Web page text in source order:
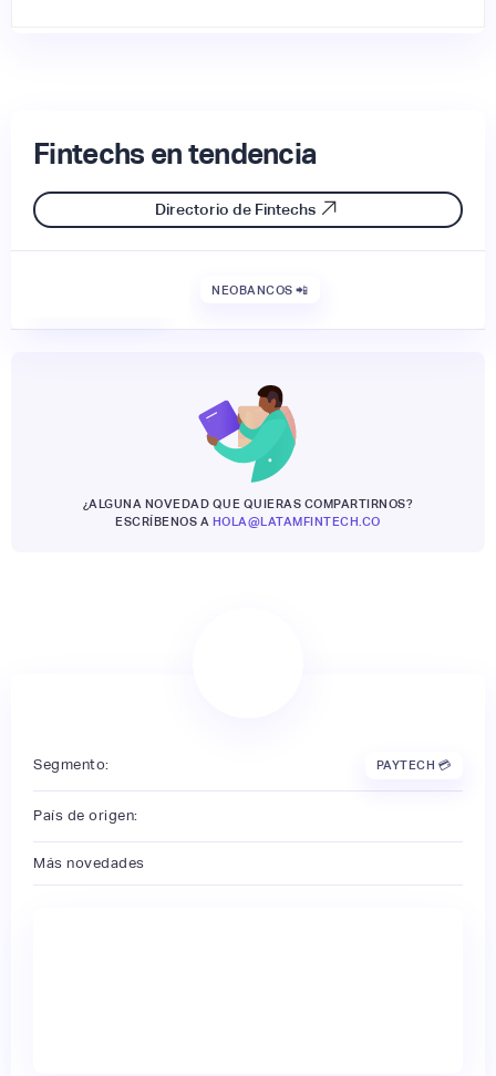
Fintechs en tendencia
Directorio de Fintechs
NEOBANCOS 📲
¿ALGUNA NOVEDAD QUE QUIERAS COMPARTIRNOS?
ESCRÍBENOS A HOLA@LATAMFINTECH.CO
Segmento: PAYTECH 💳
País de origen:
Más novedades